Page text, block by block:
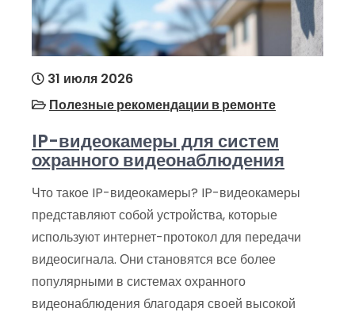
31 июля 2026
Полезные рекомендации в ремонте
IP-видеокамеры для систем
охранного видеонаблюдения
Что такое IP-видеокамеры? IP-видеокамеры
представляют собой устройства, которые
используют интернет-протокол для передачи
видеосигнала. Они становятся все более
популярными в системах охранного
видеонаблюдения благодаря своей высокой